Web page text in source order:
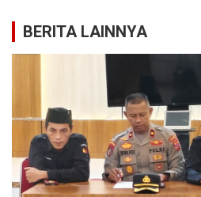
BERITA LAINNYA